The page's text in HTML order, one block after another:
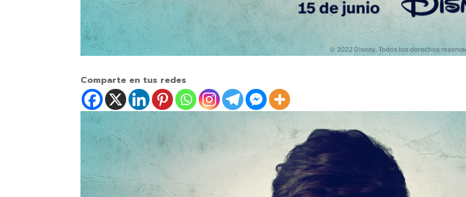
Comparte en tus redes